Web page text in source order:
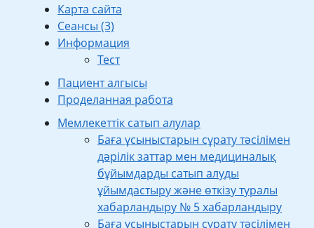
Карта сайта
Сеансы (3)
Информация
Тест
Пациент алгысы
Проделанная работа
Мемлекеттік сатып алулар
Баға ұсыныстарын сұрату тәсілімен
дәрілік заттар мен медициналық
бұйымдарды сатып алуды
ұйымдастыру және өткізу туралы
хабарландыру № 5 хабарландыру
Баға ұсыныстарын сұрату тәсілімен